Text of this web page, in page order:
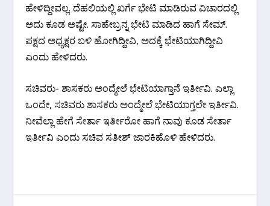
ಹೇಳಿದ್ದೀವಲ್ಲ. ದೆಹಲಿಯಲ್ಲಿ ಖರ್ಗೆ ಭೇಟಿ ಮಾಡಿರುವ ವಿಚಾರದಲ್ಲಿ
ಅದು ಕೂಡ ಅಷ್ಟೇ. ಸಾಹೇಬ್ರನ್ನ ಭೇಟಿ ಮಾಡಿದ ಹಾಗೆ ಸೇಮ್.
ಪಕ್ಷದ ಅಧ್ಯಕ್ಷರ ಬಳಿ ಹೋಗಿದ್ದೀವಿ, ಅದಕ್ಕೆ ಭೇಟಿಯಾಗಿದ್ದೀವಿ
ಎಂದು ಹೇಳಿದರು.
ಸಚಿವರು- ಶಾಸಕರು ಅಂದ್ಮೇಲೆ ಭೇಟಿಯಾಗ್ತಾನೆ ಇರ್ತೀವಿ. ಎಲ್ಲಾ
ಒಂದೇ, ಸಚಿವರು ಶಾಸಕರು ಅಂದ್ಮೇಲೆ ಭೇಟಿಯಾಗ್ತಲೇ ಇರ್ತೀವಿ.
ನೀವೆಲ್ಲಾ ಹೇಗೆ ಸೇರ್ತಾ ಇರ್ತೀರೋ ಹಾಗೆ ನಾವು ಕೂಡ ಸೇರ್ತಾ
ಇರ್ತೀವಿ ಎಂದು ಸಚಿವ ಸತೀಶ್​ ಜಾರಕಿಹೊಳಿ ಹೇಳಿದರು.